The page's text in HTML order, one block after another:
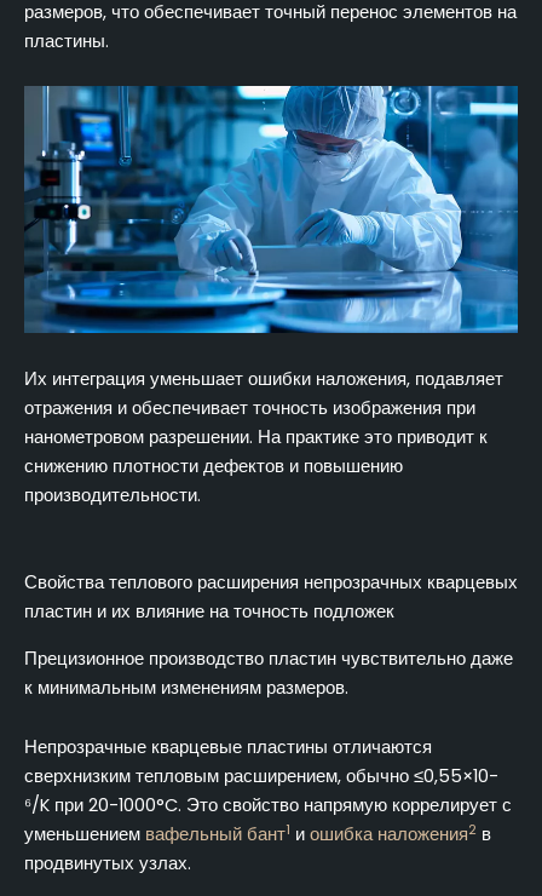
размеров, что обеспечивает точный перенос элементов на
пластины.
Их интеграция уменьшает ошибки наложения, подавляет
отражения и обеспечивает точность изображения при
нанометровом разрешении. На практике это приводит к
снижению плотности дефектов и повышению
производительности.
Свойства теплового расширения непрозрачных кварцевых
пластин и их влияние на точность подложек
Прецизионное производство пластин чувствительно даже
к минимальным изменениям размеров.
Непрозрачные кварцевые пластины отличаются
сверхнизким тепловым расширением, обычно ≤0,55×10-
⁶/K при 20-1000°C. Это свойство напрямую коррелирует с
уменьшением вафельный бант1 и ошибка наложения2 в
продвинутых узлах.